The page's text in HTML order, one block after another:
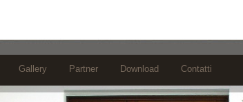
Gallery Partner Download Contatti